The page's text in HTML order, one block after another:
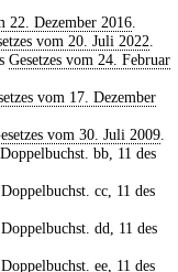
22. Dezember 2016.
vom 20. Juli 2022
Gesetzes vom 24. Februar
vom 17. Dezember
vom 30. Juli 2009.
bb, 11 des
cc, 11 des
dd, 11 des
ee, 11 des